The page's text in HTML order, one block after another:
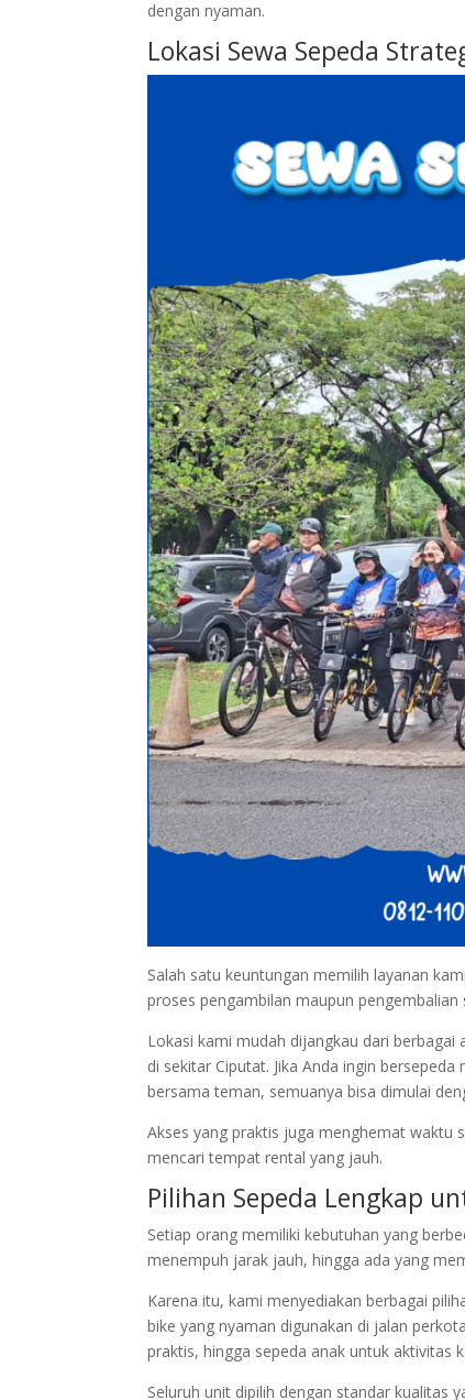
dengan nyaman.
Lokasi Sewa Sepeda
Salah satu keuntungan memilih layanan
proses pengambilan maupun
Lokasi kami mudah dijangkau dari
di sekitar Ciputat. Jika Anda ingin
bersama teman, semuanya bisa dimulai
Akses yang praktis juga menghemat waktu
mencari tempat rental yang jauh.
Pilihan Sepeda Lengkap
Setiap orang memiliki kebutuhan yang
menempuh jarak jauh, hingga ada yang
Karena itu, kami menyediakan berbagai
bike yang nyaman digunakan di jalan
praktis, hingga sepeda anak untuk aktivitas
Seluruh unit dipilih dengan standar kualitas